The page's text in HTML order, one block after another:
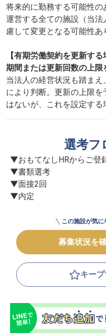
将来的に勤務する可能性
運営する全ての施設（当
慮して変更となる可能性あ
【有期労働契約を更新す
期間または更新回数の上限
当法人の経営状況も踏ま
により判断。更新の上限
はないが、これを設定する
選考フ
▼おもてなしHRからご登
▼書類選考
▼面接2回
▼内定
この施設が気に
募集状況を
キー